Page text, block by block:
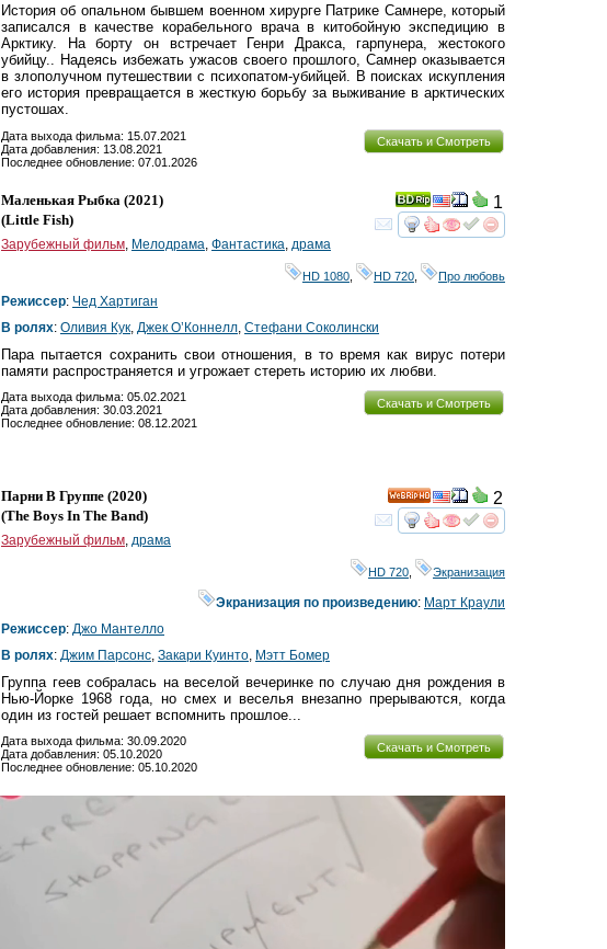
История об опальном бывшем военном хирурге Патрике Самнере, который
записался в качестве корабельного врача в китобойную экспедицию в
Арктику. На борту он встречает Генри Дракса, гарпунера, жестокого
убийцу.. Надеясь избежать ужасов своего прошлого, Самнер оказывается
в злополучном путешествии с психопатом-убийцей. В поисках искупления
его история превращается в жесткую борьбу за выживание в арктических
пустошах.
Скачать и Смотреть
Дата выхода фильма: 15.07.2021
Дата добавления: 13.08.2021
Последнее обновление: 07.01.2026
смотретьинтересует
1
Маленькая Рыбка (2021)
(Little Fish)
Зарубежный фильм Мелодрама Фантастика драма
HD 1080 HD 720 Про любовь
Режиссер: Чед Хартиган
В ролях: Оливия Кук Джек О’Коннелл Стефани Соколински
Пара пытается сохранить свои отношения, в то время как вирус потери
памяти распространяется и угрожает стереть историю их любви.
Скачать и Смотреть
Дата выхода фильма: 05.02.2021
Дата добавления: 30.03.2021
Последнее обновление: 08.12.2021
смотретьинтересует
HD
2
Парни В Группе (2020)
(The Boys In The Band)
Зарубежный фильм драма
HD 720 Экранизация
Экранизация по произведению: Март Краули
Режиссер: Джо Мантелло
В ролях: Джим Парсонс Закари Куинто Мэтт Бомер
Группа геев собралась на веселой вечеринке по случаю дня рождения в
Нью-Йорке 1968 года, но смех и веселья внезапно прерываются, когда
один из гостей решает вспомнить прошлое...
Скачать и Смотреть
Дата выхода фильма: 30.09.2020
Дата добавления: 05.10.2020
Последнее обновление: 05.10.2020